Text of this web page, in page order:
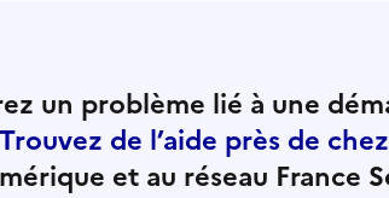
un problème lié à une
Trouvez de l’aide près de
et au réseau France